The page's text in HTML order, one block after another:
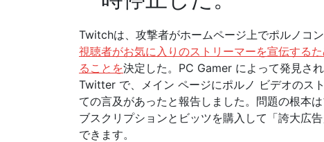
Twitchは、攻撃者がホームページ上でポルノコ
視聴者がお気に入りのストリーマーを宣伝する
ることを決定した。PC Gamer によって発見さ
Twitter で、メイン ページにポルノ ビデオのス
ての言及があったと報告しました。問題の根本
ブスクリプションとビッツを購入して「誇大広
できます。